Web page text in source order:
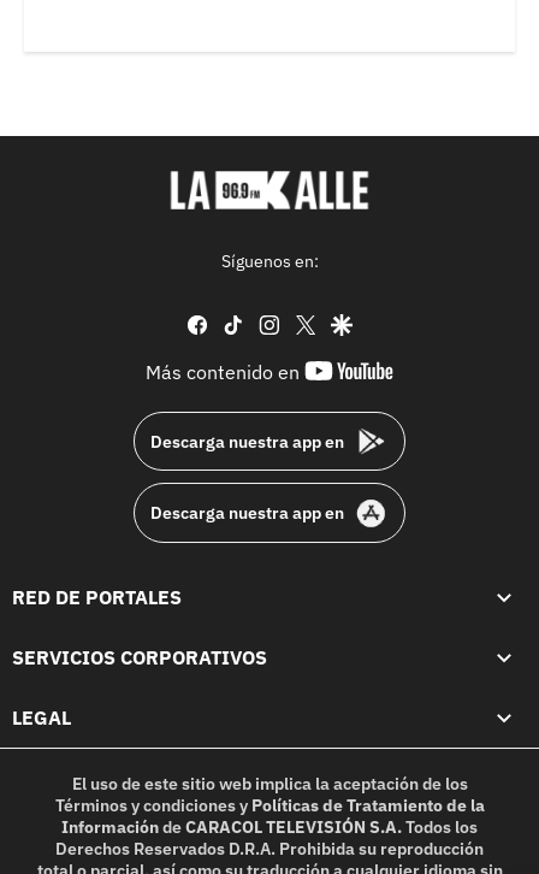
Síguenos en:
facebook
tiktok instagram
twittergoogle
Más contenido en
youtube-
Descarga nuestra app en
Descarga nuestra app en
RED DE PORTALES
SERVICIOS CORPORATIVOS
LEGAL
El uso de este sitio web implica la aceptación de los
Términos y condicionesy Políticas de Tratamiento de la
InformacióndeCARACOL TELEVISIÓN S.A.Todos los
Derechos Reservados D.R.A. Prohibida su reproducción